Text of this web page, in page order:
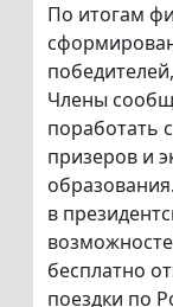
По итогам
Члены
поработать
призеров и
в
бесплатно
поездки по